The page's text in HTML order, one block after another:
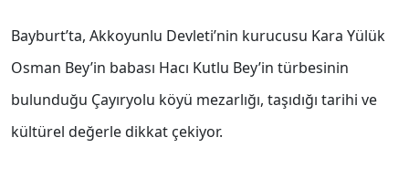
Bayburt’ta, Akkoyunlu Devleti’nin kurucusu Kara Yülük
Osman Bey’in babası Hacı Kutlu Bey’in türbesinin
bulunduğu Çayıryolu köyü mezarlığı, taşıdığı tarihi ve
kültürel değerle dikkat çekiyor.